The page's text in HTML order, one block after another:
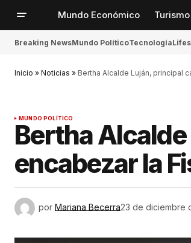
Mundo Económico Turismo
Breaking NewsMundo PolíticoTecnología
Inicio » Noticias » Bertha Alcalde Luján, principal
MUNDO POLÍTICO
Bertha
encabezar la
por Mariana Becerra23 de diciembre